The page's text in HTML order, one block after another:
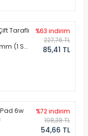
Taraflı
(1 Set
%63 indirim
227,76 TL
85,41 TL
6w
%72 indirim
198,38 TL
54,66 TL